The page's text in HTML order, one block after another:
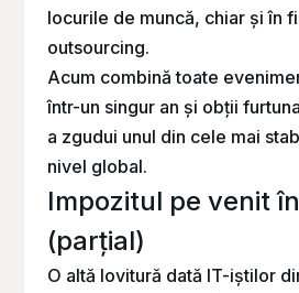
locurile de muncă, chiar și în
outsourcing.
Acum combină toate
într-un singur an și obții
a zgudui unul din cele mai
nivel global.
Impozitul pe venit
(parțial)
O altă lovitură dată IT-iștilor